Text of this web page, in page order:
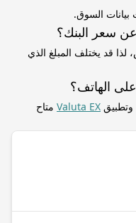
السوق.
قد يختلف المبلغ الذي
الهاتف؟
Valuta EX متاح